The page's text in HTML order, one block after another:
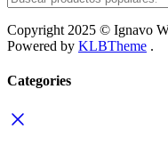
Copyright 2025 © Ignavo
Powered by KLBTheme .
Categories